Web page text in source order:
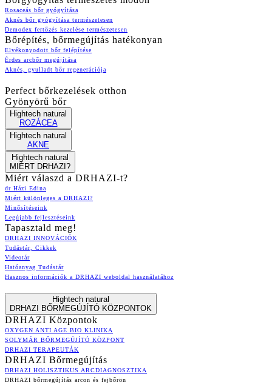
Rosaceás bőr gyógyítása
Aknés bőr gyógyítása természetesen
Demodex fertőzés kezelése természetesen
Bőrépítés, bőrmegújítás hatékonyan
Elvékonyodott bőr felépítése
Érdes arcbőr megújítása
Aknés, gyulladt bőr regenerációja
Perfect bőrkezelések otthon
Gyönyörű bőr
Hightech natural
ROZÁCEA
Hightech natural
AKNE
Hightech natural
MIÉRT DRHAZI?
Miért válaszd a DRHAZI-t?
dr Házi Edina
Miért különleges a DRHAZI?
Minősítéseink
Legújabb fejlesztéseink
Tapasztald meg!
DRHAZI INNOVÁCIÓK
Tudástár, Cikkek
Videotár
Hatóanyag Tudástár
Hasznos információk a DRHAZI weboldal használatához
Hightech natural
DRHAZI BŐRMEGÚJÍTÓ KÖZPONTOK
DRHAZI Központok
OXYGEN ANTI AGE BIO KLINIKA
SOLYMÁR BŐRMEGÚJÍTÓ KÖZPONT
DRHAZI TERAPEUTÁK
DRHAZI Bőrmegújítás
DRHAZI HOLISZTIKUS ARCDIAGNOSZTIKA
DRHAZI bőrmegújítás arcon és fejbőrön